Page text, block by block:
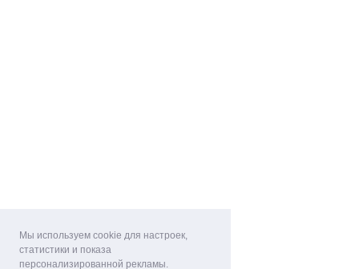
Мы используем cookie для настроек,
статистики и показа
персонализированной рекламы.